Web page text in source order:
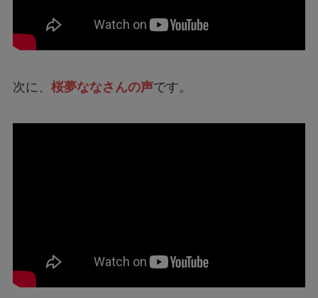
次に、 桜夢ななさんの声です。